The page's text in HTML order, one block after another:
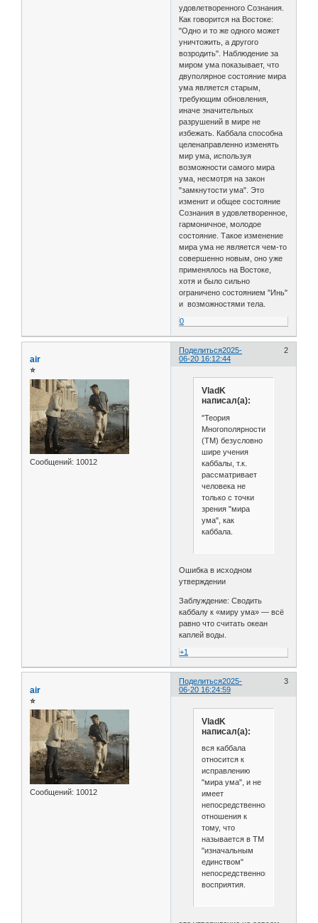
удовлетворенного Сознания.
Как говорится на Востоке:
"Одно и то же одного может
уничтожить, а другого
возродить". Наблюдение за
миром ума показывает, что
двуполярное состояние мира
ума является старым,
требующим обновления,
иначе значительных
разрушений в мире не
избежать. Каббала способна
целенаправленно изменять
мир ума, используя
возможности самого мира
ума, несмотря на закон
"замкнутости ума". Это
изменит и общее состояние
Сознания в удовлетворенное,
гармоничное, молодое
состояние. Такое изменение
мира ума не является чем-то
совершенно новым, оно уже
применялось на Востоке,
хотя и было сильно
ограничено состоянием "Инь"
и возможностями тела.
0
Поделиться 2
2025-
06-20 16:12:44
air
⭐
Сообщений: 10012
VladK
написал(а):
"Теория
Многополярности"
(ТМ) безусловно
шире учения
каббалы, т.к.
рассматривает
человека не
только с точки
зрения "мира
ума", как
каббала.
Ошибка в исходном
утверждении
Заблуждение: Сводить
каббалу к «миру ума» — всё
равно что считать океан
каплей воды.
+1
Поделиться 3
2025-
06-20 16:24:59
air
⭐
Сообщений: 10012
VladK
написал(а):
вся каббала
относится к
исправлению
"мира ума", и не
имеет
непосредственного
отношения к
тому, что
называется в ТМ
"изначальным
единством"
непосредственного
восприятия.